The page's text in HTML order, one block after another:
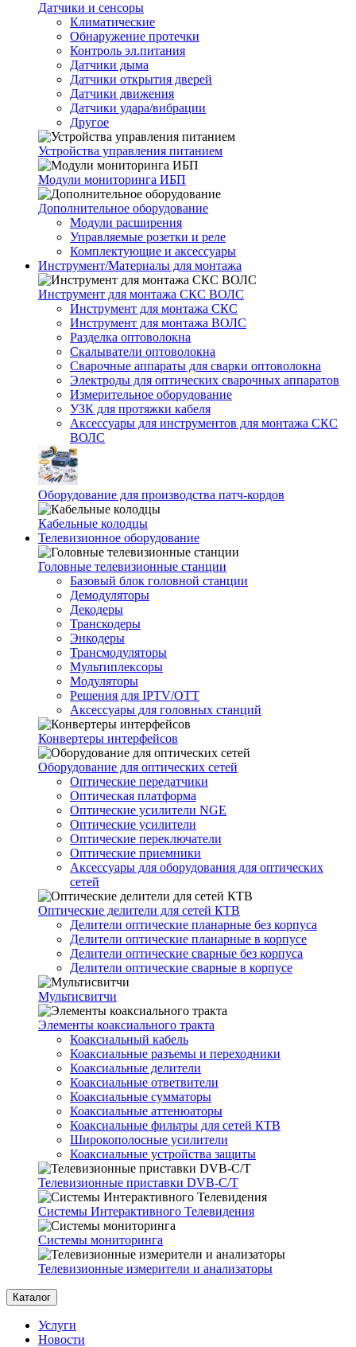
Датчики и сенсоры
Климатические
Обнаружение протечки
Контроль эл.питания
Датчики дыма
Датчики открытия дверей
Датчики движения
Датчики удара/вибрации
Другое
Устройства управления питанием
Модули мониторинга ИБП
Дополнительное оборудование
Модули расширения
Управляемые розетки и реле
Комплектующие и аксессуары
Инструмент/Материалы для монтажа
Инструмент для монтажа СКС ВОЛС
Инструмент для монтажа СКС
Инструмент для монтажа ВОЛС
Разделка оптоволокна
Скалыватели оптоволокна
Сварочные аппараты для сварки оптоволокна
Электроды для оптических сварочных аппаратов
Измерительное оборудование
УЗК для протяжки кабеля
Аксессуары для инструментов для монтажа СКС
ВОЛС
Оборудование для производства патч-кордов
Кабельные колодцы
Телевизионное оборудование
Головные телевизионные станции
Базовый блок головной станции
Демодуляторы
Декодеры
Транскодеры
Энкодеры
Трансмодуляторы
Мультиплексоры
Модуляторы
Решения для IPTV/OTT
Аксессуары для головных станций
Конвертеры интерфейсов
Оборудование для оптических сетей
Оптические передатчики
Оптическая платформа
Оптические усилители NGE
Оптические усилители
Оптические переключатели
Оптические приемники
Аксессуары для оборудования для оптических
сетей
Оптические делители для сетей КТВ
Делители оптические планарные без корпуса
Делители оптические планарные в корпусе
Делители оптические сварные без корпуса
Делители оптические сварные в корпусе
Мультисвитчи
Элементы коаксиального тракта
Коаксиальный кабель
Коаксиальные разъемы и переходники
Коаксиальные делители
Коаксиальные ответвители
Коаксиальные сумматоры
Коаксиальные аттенюаторы
Коаксиальные фильтры для сетей КТВ
Широкополосные усилители
Коаксиальные устройства защиты
Телевизионные приставки DVB-C/T
Системы Интерактивного Телевидения
Системы мониторинга
Телевизионные измерители и анализаторы
Каталог
Услуги
Новости